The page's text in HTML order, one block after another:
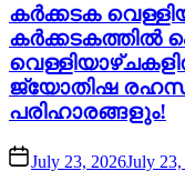
കർക്കടക
കർക്കടകത്തിൽ
ജ്യോതിഷ
പരിഹാരങ്ങളും!
July 23, 2026July